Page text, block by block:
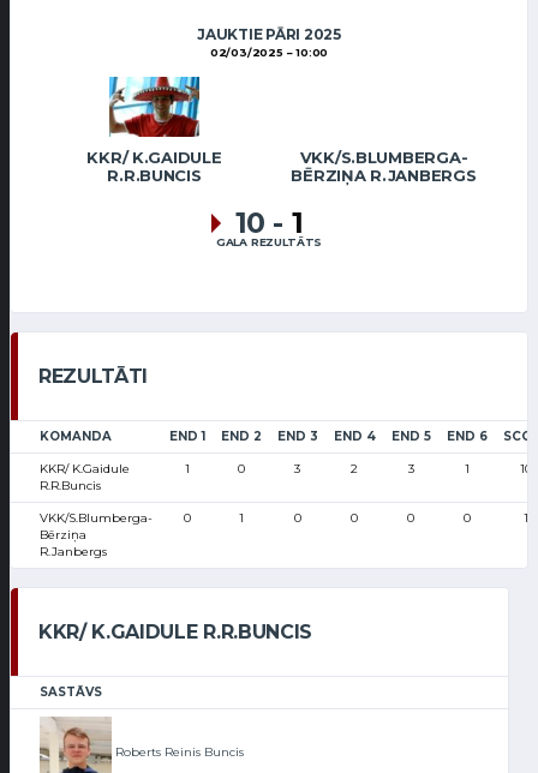
JAUKTIE PĀRI 2025
02/03/2025 10:00
KKR/ K.GAIDULE
R.R.BUNCIS
VKK/S.BLUMBERGA-
BĒRZIŅA R.JANBERGS
10 - 1
GALA REZULTĀTS
REZULTĀTI
KOMANDA END 1 END 2 END 3 END 4 END 5 END 6
KKR/ K.Gaidule
R.R.Buncis
1 0 3 2 3 1 10
VKK/S.Blumberga-
Bērziņa
R.Janbergs
0 1 0 0 0 0 1
KKR/ K.GAIDULE R.R.BUNCIS
SASTĀVS
Roberts Reinis Buncis